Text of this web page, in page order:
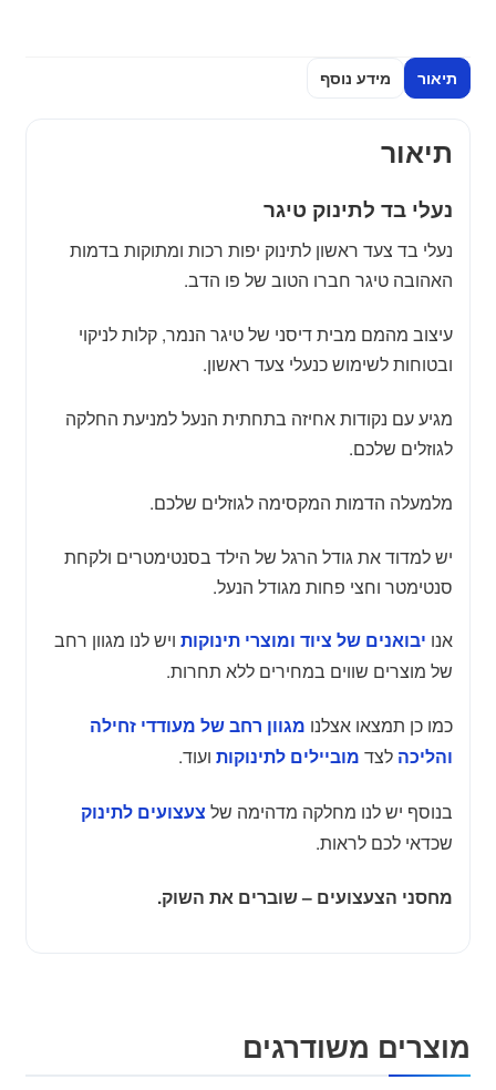
תיאור מידע נוסף
תיאור
נעלי בד לתינוק טיגר
נעלי בד צעד ראשון לתינוק יפות רכות ומתוקות בדמות
האהובה טיגר חברו הטוב של פו הדב.
עיצוב מהמם מבית דיסני של טיגר הנמר, קלות לניקוי
ובטוחות לשימוש כנעלי צעד ראשון.
מגיע עם נקודות אחיזה בתחתית הנעל למניעת החלקה
לגוזלים שלכם.
מלמעלה הדמות המקסימה לגוזלים שלכם.
יש למדוד את גודל הרגל של הילד בסנטימטרים ולקחת
סנטימטר וחצי פחות מגודל הנעל.
אנו יבואנים של ציוד ומוצרי תינוקותויש לנו מגוון רחב
של מוצרים שווים במחירים ללא תחרות.
כמו כן תמצאו אצלנו מגוון רחב של מעודדי זחילה
והליכה לצד מוביילים לתינוקותועוד.
בנוסף יש לנו מחלקה מדהימה של צעצועים לתינוק
שכדאי לכם לראות.
מחסני הצעצועים – שוברים את השוק.
מוצרים משודרגים